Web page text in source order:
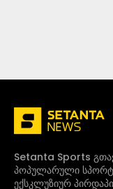
Setanta Sports
პოპულარული
ექსკლუზიურ